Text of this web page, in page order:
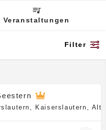
Veranstaltungen
Filter
Kaiserslautern,